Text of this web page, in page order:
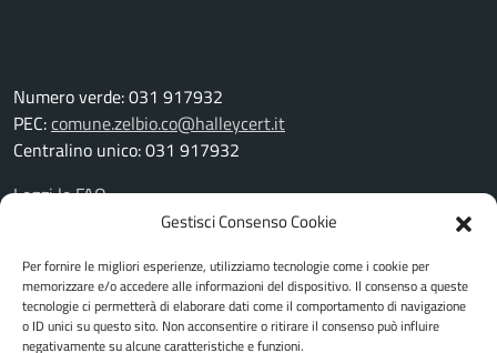
Gestisci Consenso Cookie
Per fornire le migliori esperienze, utilizziamo tecnologie come i cookie per
memorizzare e/o accedere alle informazioni del dispositivo. Il consenso a queste
tecnologie ci permetterà di elaborare dati come il comportamento di navigazione
o ID unici su questo sito. Non acconsentire o ritirare il consenso può influire
negativamente su alcune caratteristiche e funzioni.
Numero verde: 031 917932
PEC:comune.zelbio.co@halleycert.it
Centralino unico: 031 917932
Leggi le FAQ
Prenotazione appuntamento
Richiesta assistenza
Amministrazione trasparente
Albo pretorio